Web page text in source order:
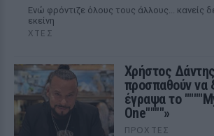
Ενώ φρόντιζε όλους τους άλλους... κανείς
εκείνη
ΧΤΕΣ
Χρήστος
προσπαθούν να
έγραψα το
One""""»
ΠΡΟΧΤΈΣ